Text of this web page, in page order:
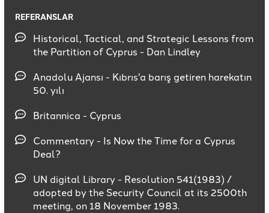
REFERANSLAR
Historical, Tactical, and Strategic Lessons from
the Partition of Cyprus - Dan Lindley
Anadolu Ajansı - Kıbrıs'a barış getiren harekatın
50. yılı
Britannica - Cyprus
Commentary - Is Now the Time for a Cyprus
Deal?
UN digital Library - Resolution 541(1983) /
adopted by the Security Council at its 2500th
meeting, on 18 November 1983.